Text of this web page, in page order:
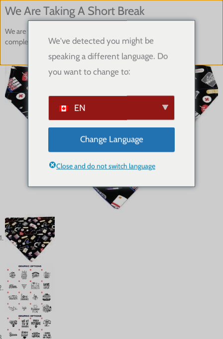
内
を
ス
プ
🔍
We've detected you might be
speaking a different language. Do
you want to change to:
EN
Change Language
Close and do not switch language
We Are Taking A Short Break
We are taking a two week break and any orders placed will be
completed when we return on Monday, August 17th.